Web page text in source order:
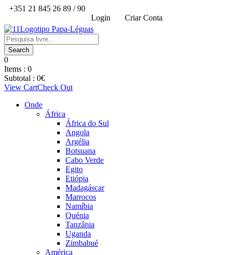
+351 21 845 26 89 / 90
Login
Criar Conta
0
Items : 0
Subtotal : 0€
View CartCheck Out
Onde
África
África do Sul
Angola
Argélia
Botsuana
Cabo Verde
Egito
Etiópia
Madagáscar
Marrocos
Namíbia
Quénia
Tanzânia
Uganda
Zimbabué
América